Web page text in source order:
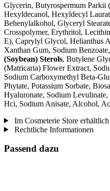
Glycerin, Butyrospermum Parkii
Hexyldecanol, Hexyldecyl
Behenylalkohol, Glyceryl
Crosspolymer, Erythritol,
E), Caprylyl Glycol, Helianthus
Xanthan Gum, Sodium
(Soybean) Sterols, Butylene
(Matricaria) Flower Extract,
Sodium Carboxymethyl Beta-
Phytate, Potassium Sorbate,
Hyaluronate, Sodium
Hci, Sodium Anisate, Alcohol,
Im Cosmeterie Store erhältlich
Rechtliche Informationen
Passend dazu